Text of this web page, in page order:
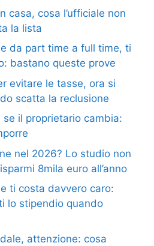
casa, cosa l’ufficiale non
la lista
da part time a full time, ti
bastano queste prove
evitare le tasse, ora si
scatta la reclusione
il proprietario cambia:
nel 2026? Lo studio non
8mila euro all’anno
ti costa davvero caro:
lo stipendio quando
attenzione: cosa